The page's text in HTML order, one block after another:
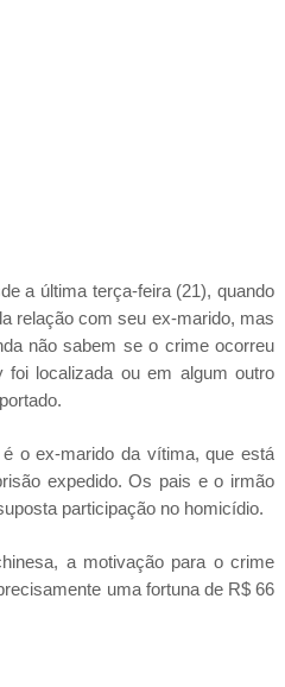
a última terça-feira (21), quando
relação com seu ex-marido, mas
não sabem se o crime ocorreu
foi localizada ou em algum outro
o ex-marido da vítima, que está
expedido. Os pais e o irmão
participação no homicídio.
a motivação para o crime
uma fortuna de R$ 66